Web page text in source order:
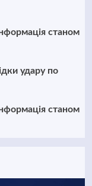
станом
удару по
станом